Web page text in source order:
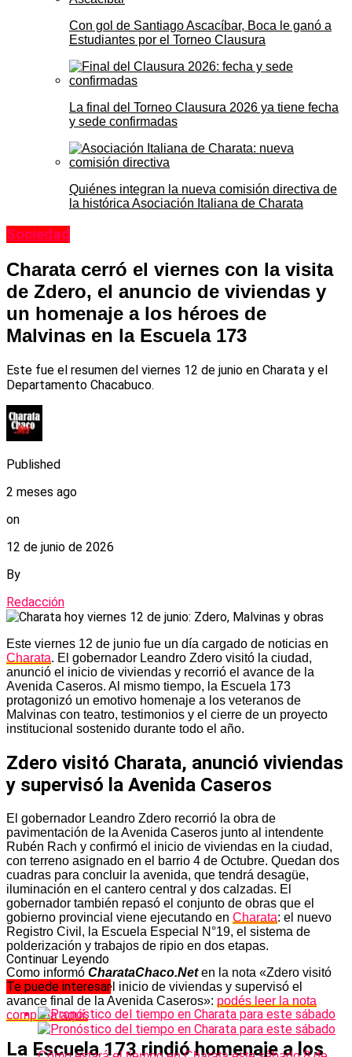
Con gol de Santiago Ascacíbar, Boca le ganó a
Estudiantes por el Torneo Clausura
La final del Torneo Clausura 2026 ya tiene fecha
y sede confirmadas
Quiénes integran la nueva comisión directiva de
la histórica Asociación Italiana de Charata
Sociedad
Charata cerró el viernes con la visita
de Zdero, el anuncio de viviendas y
un homenaje a los héroes de
Malvinas en la Escuela 173
Este fue el resumen del viernes 12 de junio en Charata y el
Departamento Chacabuco.
Published
2 meses ago
on
12 de junio de 2026
By
Redacción
Este viernes 12 de junio fue un día cargado de noticias en
Charata. El gobernador Leandro Zdero visitó la ciudad,
anunció el inicio de viviendas y recorrió el avance de la
Avenida Caseros. Al mismo tiempo, la Escuela 173
protagonizó un emotivo homenaje a los veteranos de
Malvinas con teatro, testimonios y el cierre de un proyecto
institucional sostenido durante todo el año.
Zdero visitó Charata, anunció viviendas
y supervisó la Avenida Caseros
El gobernador Leandro Zdero recorrió la obra de
pavimentación de la Avenida Caseros junto al intendente
Rubén Rach y confirmó el inicio de viviendas en la ciudad,
con terreno asignado en el barrio 4 de Octubre. Quedan dos
cuadras para concluir la avenida, que tendrá desagüe,
iluminación en el cantero central y dos calzadas. El
gobernador también repasó el conjunto de obras que el
gobierno provincial viene ejecutando en Charata: el nuevo
Registro Civil, la Escuela Especial N°19, el sistema de
polderización y trabajos de ripio en dos etapas.
Como informó CharataChaco.Neten la nota «Zdero visitó
Charata, anunció el inicio de viviendas y supervisó el
avance final de la Avenida Caseros»: podés leer la nota
completa aquí.
La Escuela 173 rindió homenaje a los
Continuar Leyendo
Te puede interesar